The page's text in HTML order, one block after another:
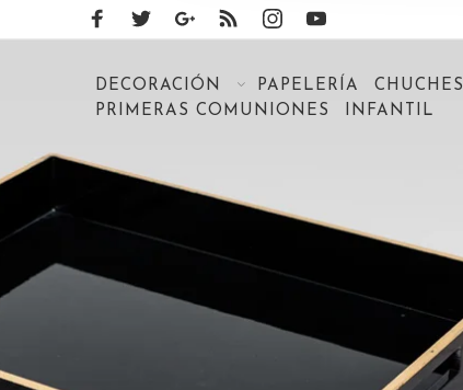
DECORACIÓN PAPELERÍA CHUCHES
PRIMERAS COMUNIONES
INFANTIL